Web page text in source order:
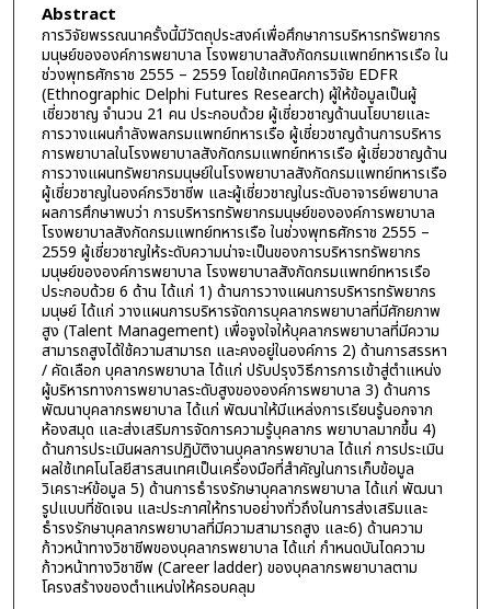
Abstract
การวิจัยพรรณนาครั้งนี้มีวัตถุประสงค์เพื่อศึกษาการบริหารทรัพยากร
มนุษย์ขององค์การพยาบาล โรงพยาบาลสังกัดกรมแพทย์ทหารเรือ ใน
ช่วงพุทธศักราช 2555 – 2559 โดยใช้เทคนิคการวิจัย EDFR
(Ethnographic Delphi Futures Research) ผู้ให้ข้อมูลเป็นผู้
เชี่ยวชาญ จำนวน 21 คน ประกอบด้วย ผู้เชี่ยวชาญด้านนโยบายและ
การวางแผนกำลังพลกรมแพทย์ทหารเรือ ผู้เชี่ยวชาญด้านการบริหาร
การพยาบาลในโรงพยาบาลสังกัดกรมแพทย์ทหารเรือ ผู้เชี่ยวชาญด้าน
การวางแผนทรัพยากรมนุษย์ในโรงพยาบาลสังกัดกรมแพทย์ทหารเรือ
ผู้เชี่ยวชาญในองค์กรวิชาชีพ และผู้เชี่ยวชาญในระดับอาจารย์พยาบาล
ผลการศึกษาพบว่า การบริหารทรัพยากรมนุษย์ขององค์การพยาบาล
โรงพยาบาลสังกัดกรมแพทย์ทหารเรือ ในช่วงพุทธศักราช 2555 –
2559 ผู้เชี่ยวชาญให้ระดับความน่าจะเป็นของการบริหารทรัพยากร
มนุษย์ขององค์การพยาบาล โรงพยาบาลสังกัดกรมแพทย์ทหารเรือ
ประกอบด้วย 6 ด้าน ได้แก่ 1) ด้านการวางแผนการบริหารทรัพยากร
มนุษย์ ได้แก่ วางแผนการบริหารจัดการบุคลากรพยาบาลที่มีศักยภาพ
สูง (Talent Management) เพื่อจูงใจให้บุคลากรพยาบาลที่มีความ
สามารถสูงได้ใช้ความสามารถ และคงอยู่ในองค์การ 2) ด้านการสรรหา
/ คัดเลือก บุคลากรพยาบาล ได้แก่ ปรับปรุงวิธีการการเข้าสู่ตำแหน่ง
ผู้บริหารทางการพยาบาลระดับสูงขององค์การพยาบาล 3) ด้านการ
พัฒนาบุคลากรพยาบาล ได้แก่ พัฒนาให้มีแหล่งการเรียนรู้นอกจาก
ห้องสมุด และส่งเสริมการจัดการความรู้บุคลากร พยาบาลมากขึ้น 4)
ด้านการประเมินผลการปฏิบัติงานบุคลากรพยาบาล ได้แก่ การประเมิน
ผลใช้เทคโนโลยีสารสนเทศเป็นเครื่องมือที่สำคัญในการเก็บข้อมูล
วิเคราะห์ข้อมูล 5) ด้านการธำรงรักษาบุคลากรพยาบาล ได้แก่ พัฒนา
รูปแบบที่ชัดเจน และประกาศให้ทราบอย่างทั่วถึงในการส่งเสริมและ
ธำรงรักษาบุคลากรพยาบาลที่มีความสามารถสูง และ6) ด้านความ
ก้าวหน้าทางวิชาชีพของบุคลากรพยาบาล ได้แก่ กำหนดบันไดความ
ก้าวหน้าทางวิชาชีพ (Career ladder) ของบุคลากรพยาบาลตาม
โครงสร้างของตำแหน่งให้ครอบคลุม